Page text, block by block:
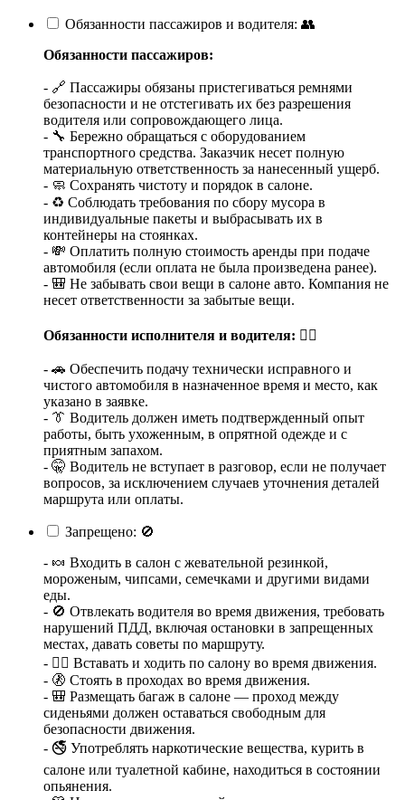
Обязанности пассажиров и водителя: 👥
Обязанности пассажиров:
- 🔗 Пассажиры обязаны пристегиваться ремнями
безопасности и не отстегивать их без разрешения
водителя или сопровождающего лица.
- 🔧 Бережно обращаться с оборудованием
транспортного средства. Заказчик несет полную
материальную ответственность за нанесенный ущерб.
- 🧼 Сохранять чистоту и порядок в салоне.
- ♻️ Соблюдать требования по сбору мусора в
индивидуальные пакеты и выбрасывать их в
контейнеры на стоянках.
- 💸 Оплатить полную стоимость аренды при подаче
автомобиля (если оплата не была произведена ранее).
- 🎒 Не забывать свои вещи в салоне авто. Компания не
несет ответственности за забытые вещи.
Обязанности исполнителя и водителя: 👨‍✈️
- 🚗 Обеспечить подачу технически исправного и
чистого автомобиля в назначенное время и место, как
указано в заявке.
- 👔 Водитель должен иметь подтвержденный опыт
работы, быть ухоженным, в опрятной одежде и с
приятным запахом.
- 🤫 Водитель не вступает в разговор, если не получает
вопросов, за исключением случаев уточнения деталей
маршрута или оплаты.
Запрещено: 🚫
- 🍬 Входить в салон с жевательной резинкой,
мороженым, чипсами, семечками и другими видами
еды.
- 🚫 Отвлекать водителя во время движения, требовать
нарушений ПДД, включая остановки в запрещенных
местах, давать советы по маршруту.
- 🚶‍♂️ Вставать и ходить по салону во время движения.
- 🚷 Стоять в проходах во время движения.
- 🎒 Размещать багаж в салоне — проход между
сиденьями должен оставаться свободным для
безопасности движения.
- 🚭 Употреблять наркотические вещества, курить в
салоне или туалетной кабине, находиться в состоянии
опьянения.